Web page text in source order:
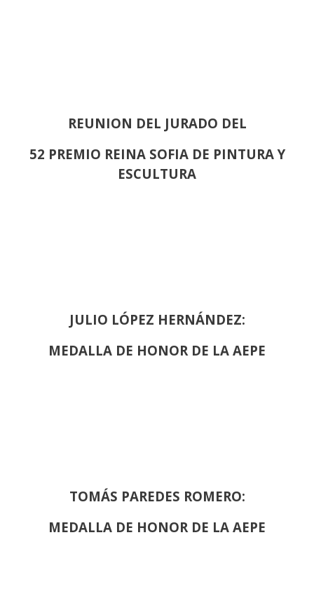
REUNION DEL JURADO DEL
52 PREMIO REINA SOFIA DE PINTURA Y
ESCULTURA
JULIO LÓPEZ HERNÁNDEZ:
MEDALLA DE HONOR DE LA AEPE
TOMÁS PAREDES ROMERO:
MEDALLA DE HONOR DE LA AEPE